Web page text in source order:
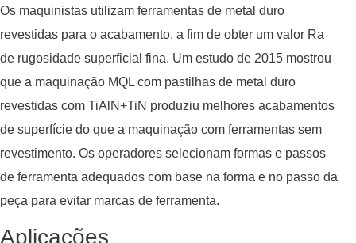
Os maquinistas utilizam ferramentas de metal duro
revestidas para o acabamento, a fim de obter um valor Ra
de rugosidade superficial fina. Um estudo de 2015 mostrou
que a maquinação MQL com pastilhas de metal duro
revestidas com TiAlN+TiN produziu melhores acabamentos
de superfície do que a maquinação com ferramentas sem
revestimento. Os operadores selecionam formas e passos
de ferramenta adequados com base na forma e no passo da
peça para evitar marcas de ferramenta.
Aplicações